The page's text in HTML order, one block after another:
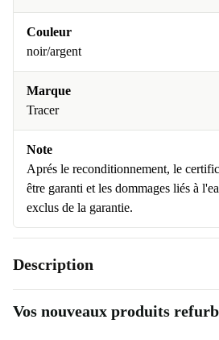
Couleur
noir/argent
Marque
Tracer
Note
Aprés le reconditionnement, le
être garanti et les dommages liés à
exclus de la garantie.
Description
Vos nouveaux produits